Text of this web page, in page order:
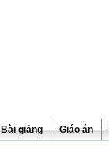
Bài giảng Giáo án